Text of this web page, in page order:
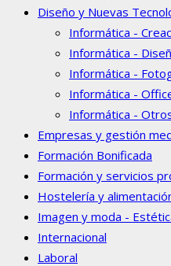
Diseño y Nuevas
Informática -
Informática -
Informática -
Informática -
Informática -
Empresas y gestión
Formación Bonificada
Formación y servicios
Hostelería y
Imagen y moda -
Internacional
Laboral